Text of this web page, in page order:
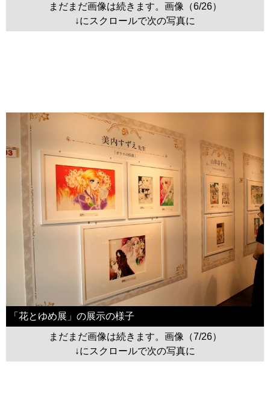
まだまだ画像は続きます。画像（6/26）
↓にスクロールで次の写真に
「花とゆめ展」の展示の様子
まだまだ画像は続きます。画像（7/26）
↓にスクロールで次の写真に